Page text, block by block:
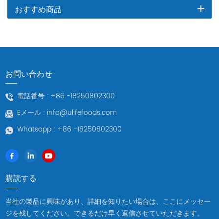
おすすめ商品
お問い合わせ
電話番号 : +86 -18250802300
Eメール : info@ulifefoods.com
Whatsapp : +86 -18250802300
購読する
当社の製品に興味があり、詳細を知りたい場合は、ここにメッセー
ジを残してください。できるだけ早く返信させていただきます。